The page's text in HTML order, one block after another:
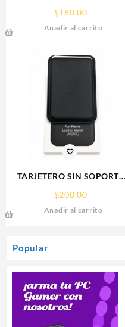
Popular
GLITTER FRAME
RHINOGLASS
$180.00
Añadir al carrito
TARJETERO SIN SOPORTE
MAGSAFE FOR IPHONE
LEATHER WALLET MAGSAFE
$200.00
Añadir al carrito